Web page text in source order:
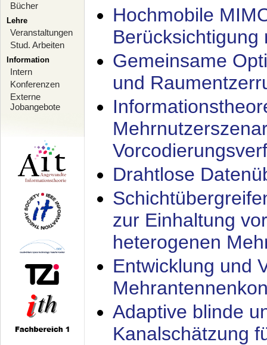
Bücher
Lehre
Veranstaltungen
Stud. Arbeiten
Information
Intern
Konferenzen
Externe
Jobangebote
Hochmobile
Berücksichtigung
Gemeinsame
und
Drahtlose
zur Einhaltung
heterogenen
Entwicklung und
Adaptive blinde
Kanalschätzung